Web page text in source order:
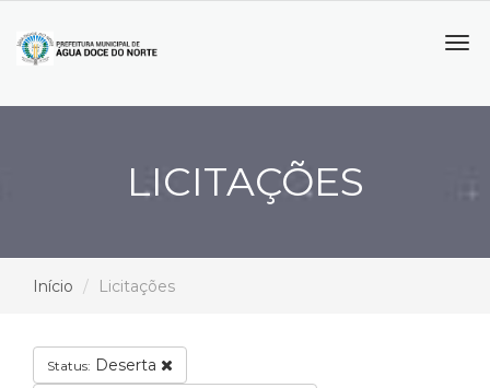
LICITAÇÕES
Início Licitações
Status: Deserta